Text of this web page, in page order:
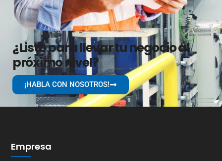
¿Listo para llevar tu negocio al
próximo nivel?
¡HABLA CON NOSOTROS!
Empresa